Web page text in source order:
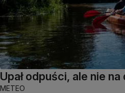
Upał odpuści, ale nie na
METEO